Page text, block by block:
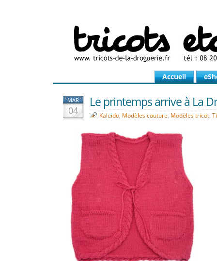
Accueil
MAR
04
Le printemps arrive à La
Kaleïdo, Modèles couture, Modèles tricot,